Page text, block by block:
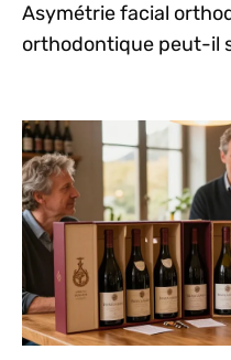
Asymétrie facial
orthodontique peut-il